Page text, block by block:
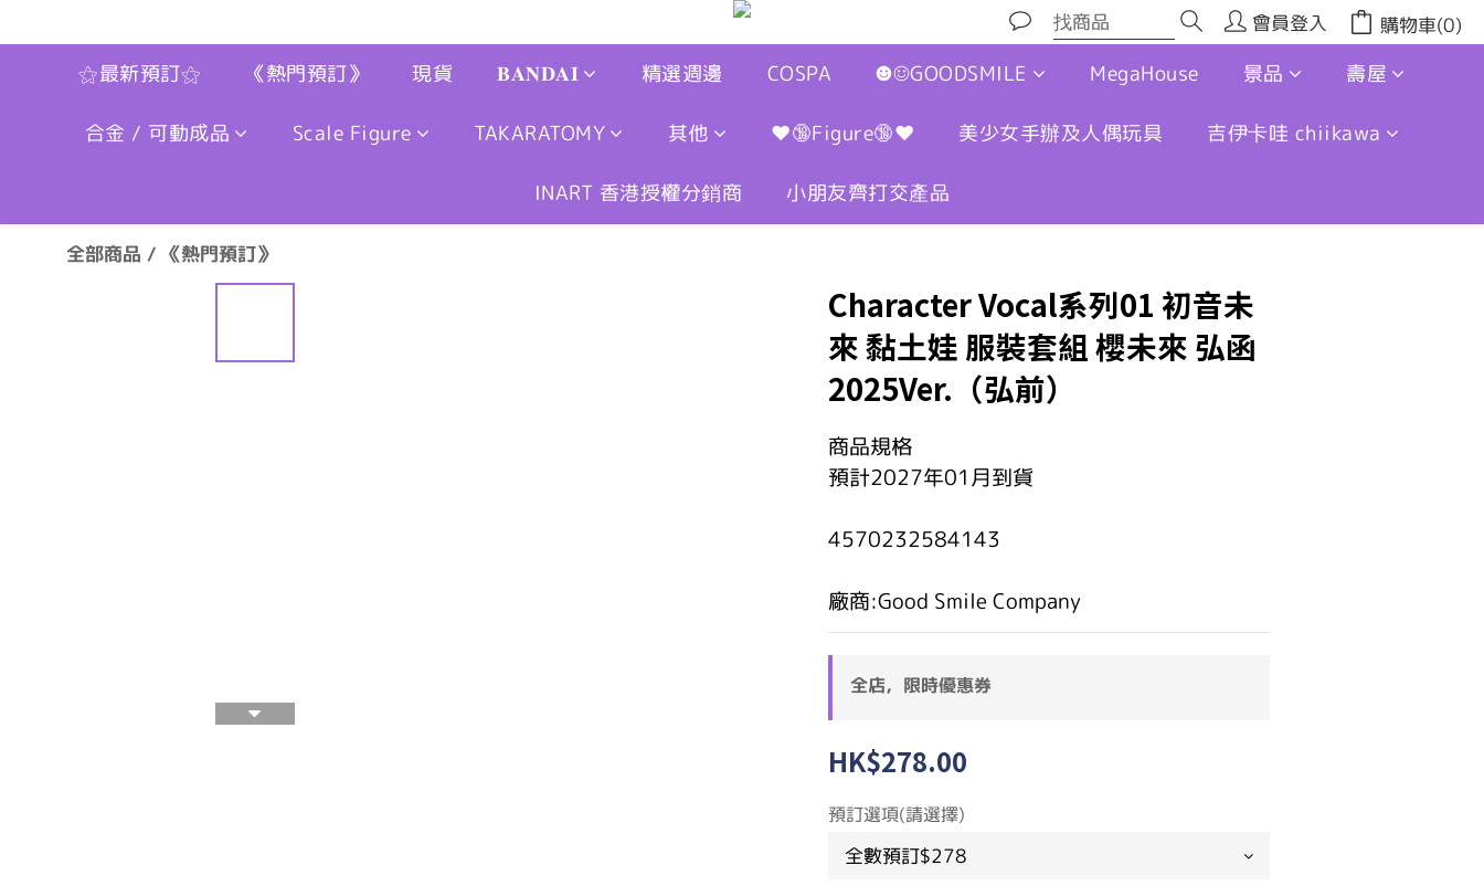
會員登入 購物車(0)
⚝最新預訂⚝ 《熱門預訂》 現貨 𝐁𝐀𝐍𝐃𝐀𝐈 精選週邊 COSPA ☻☺GOODSMILE MegaHouse 景品 壽屋
合金 / 可動成品 Scale Figure TAKARATOMY 其他 ❤🔞Figure🔞❤ 美少女手辦及人偶玩具 吉伊卡哇 chiikawa
INART 香港授權分銷商 小朋友齊打交產品
全部商品 / 《熱門預訂》
Character Vocal系列01 初音未
來 黏土娃 服裝套組 櫻未來 弘函
2025Ver.（弘前）
商品規格
預計2027年01月到貨
4570232584143
廠商:Good Smile Company
全店，限時優惠券
HK$278.00
預訂選項(請選擇)